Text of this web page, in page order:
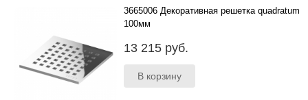
3665006 Декоративная решетка quadratum
100мм
13 215 руб.